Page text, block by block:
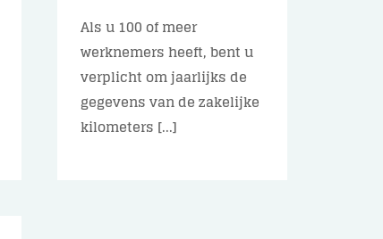
Als u 100 of meer
werknemers heeft, bent u
verplicht om jaarlijks de
gegevens van de zakelijke
kilometers [...]